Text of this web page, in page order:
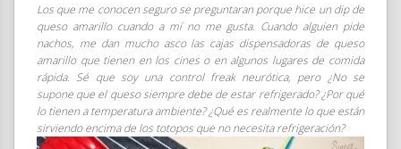
Los que me conocen seguro se preguntaran porque hice un dip de
queso amarillo cuando a mí no me gusta. Cuando alguien pide
nachos, me dan mucho asco las cajas dispensadoras de queso
amarillo que tienen en los cines o en algunos lugares de comida
rápida. Sé que soy una control freak neurótica, pero ¿No se
supone que el queso siempre debe de estar refrigerado? ¿Por qué
lo tienen a temperatura ambiente? ¿Qué es realmente lo que están
sirviendo encima de los totopos que no necesita refrigeración?